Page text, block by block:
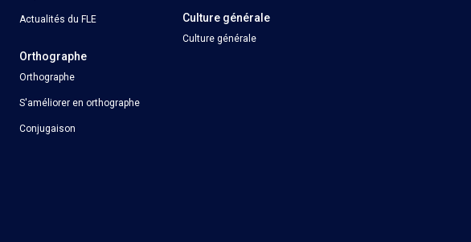
Actualités du FLE
Orthographe
Orthographe
S'améliorer en orthographe
Conjugaison
Culture générale
Culture générale